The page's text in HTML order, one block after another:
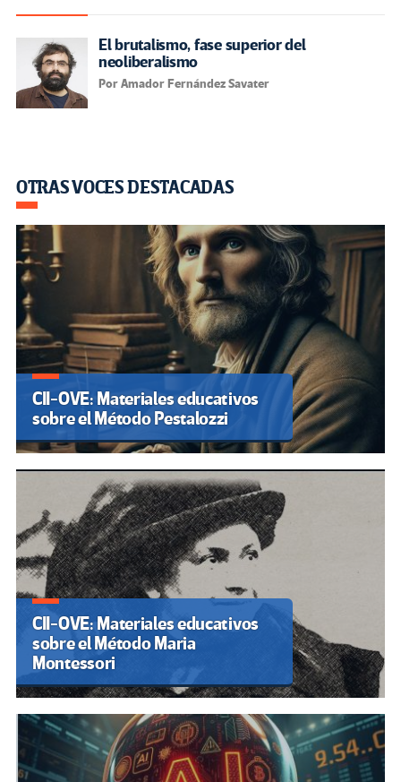
El brutalismo, fase superior del
neoliberalismo
Por Amador Fernández Savater
OTRAS VOCES DESTACADAS
CII-OVE: Materiales educativos
sobre el Método Pestalozzi
CII-OVE: Materiales educativos
sobre el Método Maria
Montessori